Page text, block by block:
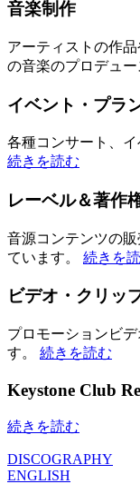
音楽制作
アーティストの作
の音楽のプロデュ
イベント・プラ
各種コンサート、イ
続きを読む
レーベル＆著作
音源コンテンツの
ています。 続きを
ビデオ・クリッ
プロモーションビ
す。 続きを読む
Keystone Club
続きを読む
DISCOGRAPHY
ENGLISH